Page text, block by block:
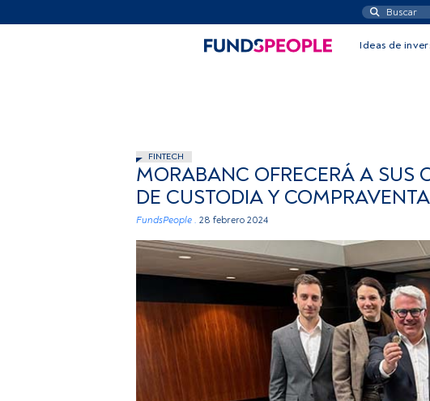
Ideas de
FINTECH
MORABANC OFRECERÁ A SUS
DE CUSTODIA Y
FundsPeople . 28 febrero 2024